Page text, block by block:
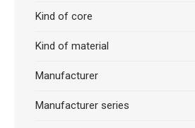
Kind of core
Kind of material
Manufacturer
Manufacturer series